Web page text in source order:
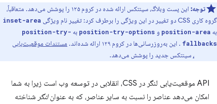
توجه:
این پست وبلاگ، سینتکس ارائه شده در کروم ۱۲۵ را پوشش می‌دهد. متعاقباً،
گروه کاری CSS دو تغییر در این ویژگی را برطرف کرد: تغییر نام ویژگی
inset-area
به position-area و position-try-options به position-try-
fallbacks . این به‌روزرسانی‌ها در کروم ۱۲۹ ارائه شده‌اند.
مستندات موقعیت‌یابی
سینتکس جدید را پوشش می‌دهد.
API موقعیت‌یابی لنگر در CSS، انقلابی در توسعه وب است زیرا به شما
امکان می‌دهد عناصر را نسبت به سایر عناصر، که به عنوانلنگر شناخته